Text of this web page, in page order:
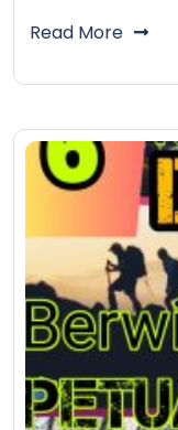
Read More